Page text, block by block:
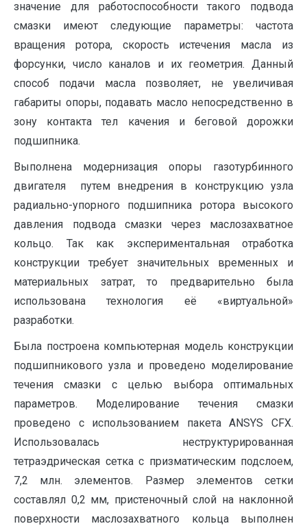
значение для работоспособности такого подвода
смазки имеют следующие параметры: частота
вращения ротора, скорость истечения масла из
форсунки, число каналов и их геометрия. Данный
способ подачи масла позволяет, не увеличивая
габариты опоры, подавать масло непосредственно в
зону контакта тел качения и беговой дорожки
подшипника.
Выполнена модернизация опоры газотурбинного
двигателя путем внедрения в конструкцию узла
радиально-упорного подшипника ротора высокого
давления подвода смазки через маслозахватное
кольцо. Так как экспериментальная отработка
конструкции требует значительных временных и
материальных затрат, то предварительно была
использована технология её «виртуальной»
разработки.
Была построена компьютерная модель конструкции
подшипникового узла и проведено моделирование
течения смазки с целью выбора оптимальных
параметров. Моделирование течения смазки
проведено с использованием пакета ANSYS CFX.
Использовалась неструктурированная
тетраэдрическая сетка с призматическим подслоем,
7,2 млн. элементов. Размер элементов сетки
составлял 0,2 мм, пристеночный слой на наклонной
поверхности маслозахватного кольца выполнен